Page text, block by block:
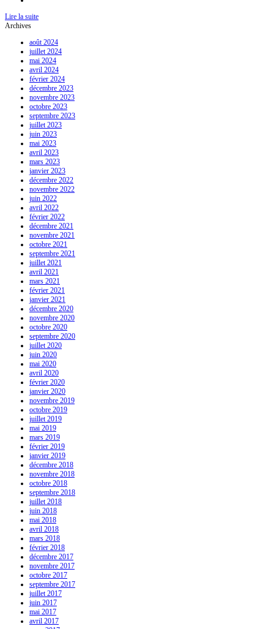
Lire la suite
Archives
août 2024
juillet 2024
mai 2024
avril 2024
février 2024
décembre 2023
novembre 2023
octobre 2023
septembre 2023
juillet 2023
juin 2023
mai 2023
avril 2023
mars 2023
janvier 2023
décembre 2022
novembre 2022
juin 2022
avril 2022
février 2022
décembre 2021
novembre 2021
octobre 2021
septembre 2021
juillet 2021
avril 2021
mars 2021
février 2021
janvier 2021
décembre 2020
novembre 2020
octobre 2020
septembre 2020
juillet 2020
juin 2020
mai 2020
avril 2020
février 2020
janvier 2020
novembre 2019
octobre 2019
juillet 2019
mai 2019
mars 2019
février 2019
janvier 2019
décembre 2018
novembre 2018
octobre 2018
septembre 2018
juillet 2018
juin 2018
mai 2018
avril 2018
mars 2018
février 2018
décembre 2017
novembre 2017
octobre 2017
septembre 2017
juillet 2017
juin 2017
mai 2017
avril 2017